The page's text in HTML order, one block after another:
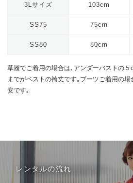
3Lサイズ 103cm
SS75 75cm
SS80 80cm
草履でご着用の場合は､アンダーバストの
までがベストの袴丈です｡ブーツご着用の
安です｡
レンタルの流れ